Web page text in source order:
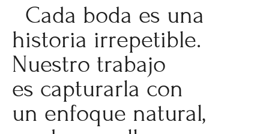
Cada boda es una
historia irrepetible.
Nuestro trabajo
es capturarla con
un enfoque natural,